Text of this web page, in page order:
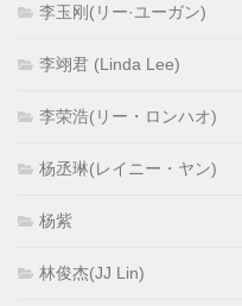
李玉刚(リー·ユーガン)
李翊君 (Linda Lee)
李荣浩(リー・ロンハオ)
杨丞琳(レイニー・ヤン)
杨紫
林俊杰(JJ Lin)